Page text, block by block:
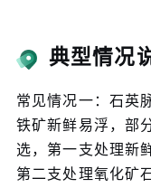
典型情况
常见情况一：石英
铁矿新鲜易浮，部
选，第一支处理新
第二支处理氧化矿